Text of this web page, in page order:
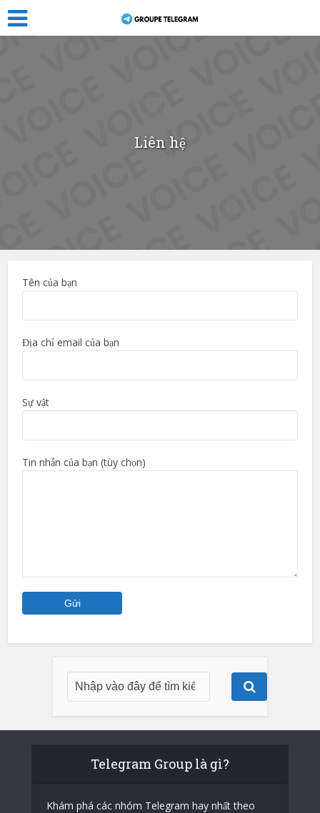
Liên hệ
Tên của bạn
Địa chỉ email của bạn
Sự vật
Tin nhắn của bạn (tùy chọn)
Veuillez laisser ce champ vide.
Telegram Group là gì?
Khám phá các nhóm Telegram hay nhất theo